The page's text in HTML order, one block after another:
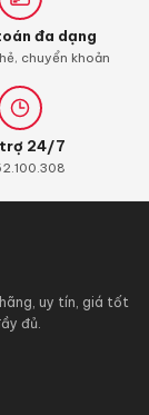
đa dạng
chuyển khoản
trợ 24/7
uy tín, giá tốt
đủ.